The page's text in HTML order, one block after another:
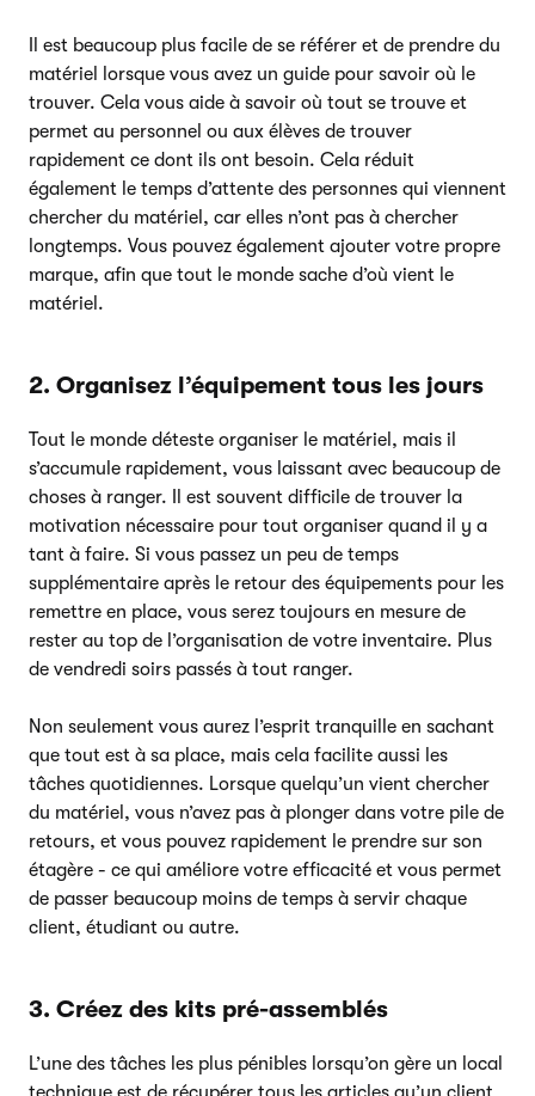
Il est beaucoup plus facile de se référer et de prendre du
matériel lorsque vous avez un guide pour savoir où le
trouver. Cela vous aide à savoir où tout se trouve et
permet au personnel ou aux élèves de trouver
rapidement ce dont ils ont besoin. Cela réduit
également le temps d’attente des personnes qui viennent
chercher du matériel, car elles n’ont pas à chercher
longtemps. Vous pouvez également ajouter votre propre
marque, afin que tout le monde sache d’où vient le
matériel.
2. Organisez l’équipement tous les jours
Tout le monde déteste organiser le matériel, mais il
s’accumule rapidement, vous laissant avec beaucoup de
choses à ranger. Il est souvent difficile de trouver la
motivation nécessaire pour tout organiser quand il y a
tant à faire. Si vous passez un peu de temps
supplémentaire après le retour des équipements pour les
remettre en place, vous serez toujours en mesure de
rester au top de l’organisation de votre inventaire. Plus
de vendredi soirs passés à tout ranger.
Non seulement vous aurez l’esprit tranquille en sachant
que tout est à sa place, mais cela facilite aussi les
tâches quotidiennes. Lorsque quelqu’un vient chercher
du matériel, vous n’avez pas à plonger dans votre pile de
retours, et vous pouvez rapidement le prendre sur son
étagère - ce qui améliore votre efficacité et vous permet
de passer beaucoup moins de temps à servir chaque
client, étudiant ou autre.
3. Créez des kits pré-assemblés
L’une des tâches les plus pénibles lorsqu’on gère un local